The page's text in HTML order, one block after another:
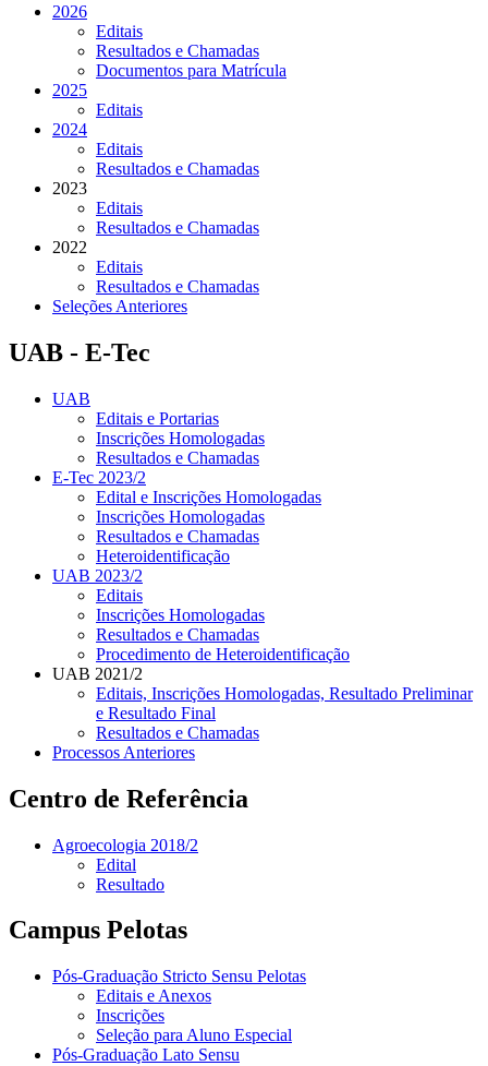
2026
Editais
Resultados e Chamadas
Documentos para Matrícula
2025
Editais
2024
Editais
Resultados e Chamadas
2023
Editais
Resultados e Chamadas
2022
Editais
Resultados e Chamadas
Seleções Anteriores
UAB - E-Tec
UAB
Editais e Portarias
Inscrições Homologadas
Resultados e Chamadas
E-Tec 2023/2
Edital e Inscrições Homologadas
Inscrições Homologadas
Resultados e Chamadas
Heteroidentificação
UAB 2023/2
Editais
Inscrições Homologadas
Resultados e Chamadas
Procedimento de Heteroidentificação
UAB 2021/2
Editais, Inscrições Homologadas, Resultado Preliminar
e Resultado Final
Resultados e Chamadas
Processos Anteriores
Centro de Referência
Agroecologia 2018/2
Edital
Resultado
Campus Pelotas
Pós-Graduação Stricto Sensu Pelotas
Editais e Anexos
Inscrições
Seleção para Aluno Especial
Pós-Graduação Lato Sensu